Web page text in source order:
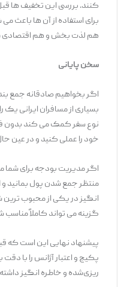
‌کنند. بررسی این تخفیف ‌ها قبل از
برای استفاده از آن ‌ها باعث می ‌شود
هم لذت ‌بخش و هم اقتصادی شود.
سخن پایانی
اگر بخواهیم صادقانه جمع ‌بندی
بسیاری از مسافران ایرانی یک
نوع سفر کمک می ‌کند بدون فشار
خود را عملی کنید و در عین حال
اگر مدیریت بودجه برای شما مهم
منتظر جمع شدن پول بمانید و اگر
‌انگیز در یکی از محبوب ‌ترین شهر
گزینه می‌ تواند کاملاً مناسب شما
پیشنهاد نهایی این است که قبل از
پکیج و اعتبار آژانس را با دقت بررسی
ریزی‌شده و خاطره ‌انگیز داشته باشید.